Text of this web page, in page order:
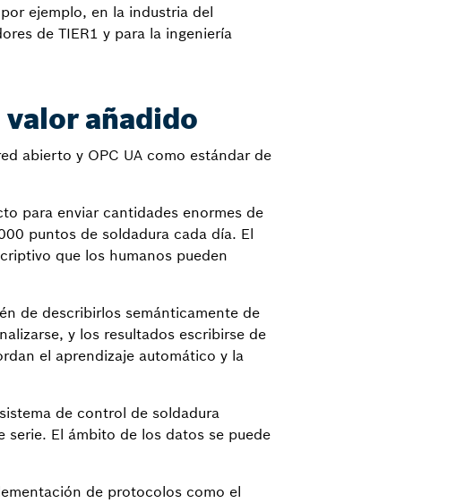
ejemplo, en la industria del
de TIER1 y para la ingeniería
añadido
abierto y OPC UA como estándar de
para enviar cantidades enormes de
puntos de soldadura cada día. El
que los humanos pueden
de describirlos semánticamente de
y los resultados escribirse de
el aprendizaje automático y la
de control de soldadura
serie. El ámbito de los datos se puede
de protocolos como el